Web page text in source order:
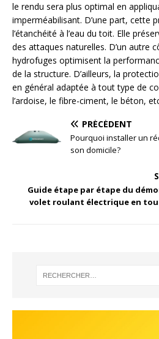
le rendu sera plus optimal en
imperméabilisant. D’une part, cette
l’étanchéité à l’eau du toit. Elle
des attaques naturelles. D’un autre
hydrofuges optimisent la
de la structure. D’ailleurs, la
en général adaptée à tout type de
l’ardoise, le fibre-ciment, le béton,
PRÉCÉDENT
Pourquoi installer un
son domicile?
Guide étape par étape du
volet roulant électrique en